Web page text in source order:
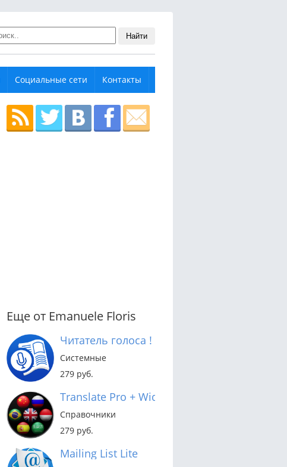
Найти
Социальные сети Контакты
Еще от Emanuele Floris
Читатель голоса !
Системные
279 руб.
Translate Pro + Widget
Справочники
279 руб.
Mailing List Lite